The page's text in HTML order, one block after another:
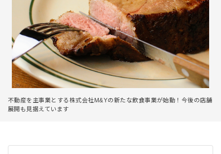
不動産を主事業とする株式会社M&Yの新たな飲食事業が始動！今後の店舗
展開も見据えています